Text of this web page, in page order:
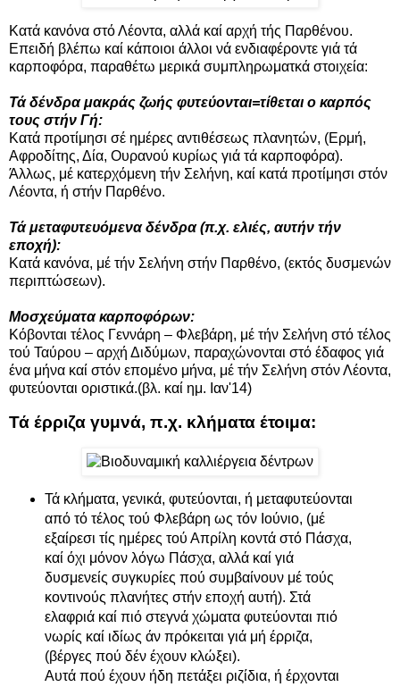
Κατά κανόνα στό Λέοντα, αλλά καί αρχή τής Παρθένου.
Επειδή βλέπω καί κάποιοι άλλοι νά ενδιαφέροντε γιά τά
καρποφόρα, παραθέτω μερικά συμπληρωματκά στοιχεία:
Τά δένδρα μακράς ζωής φυτεύονται=τίθεται ο καρπός
τους στήν Γή:
Κατά προτίμησι σέ ημέρες αντιθέσεως πλανητών, (Ερμή,
Αφροδίτης, Δία, Ουρανού κυρίως γιά τά καρποφόρα).
Άλλως, μέ κατερχόμενη τήν Σελήνη, καί κατά προτίμησι στόν
Λέοντα, ή στήν Παρθένο.
Τά μεταφυτευόμενα δένδρα (π.χ. ελιές, αυτήν τήν
εποχή):
Κατά κανόνα, μέ τήν Σελήνη στήν Παρθένο, (εκτός δυσμενών
περιπτώσεων).
Μοσχεύματα καρποφόρων:
Κόβονται τέλος Γεννάρη – Φλεβάρη, μέ τήν Σελήνη στό τέλος
τού Ταύρου – αρχή Διδύμων, παραχώνονται στό έδαφος γιά
ένα μήνα καί στόν επομένο μήνα, μέ τήν Σελήνη στόν Λέοντα,
φυτεύονται οριστικά.(βλ. καί ημ. Ιαν'14)
Τά έρριζα γυμνά, π.χ. κλήματα έτοιμα:
Τά κλήματα, γενικά, φυτεύονται, ή μεταφυτεύονται
από τό τέλος τού Φλεβάρη ως τόν Ιούνιο, (μέ
εξαίρεσι τίς ημέρες τού Απρίλη κοντά στό Πάσχα,
καί όχι μόνον λόγω Πάσχα, αλλά καί γιά
δυσμενείς συγκυρίες πού συμβαίνουν μέ τούς
κοντινούς πλανήτες στήν εποχή αυτή). Στά
ελαφριά καί πιό στεγνά χώματα φυτεύονται πιό
νωρίς καί ιδίως άν πρόκειται γιά μή έρριζα,
(βέργες πού δέν έχουν κλώξει).
Αυτά πού έχουν ήδη πετάξει ριζίδια, ή έρχονται